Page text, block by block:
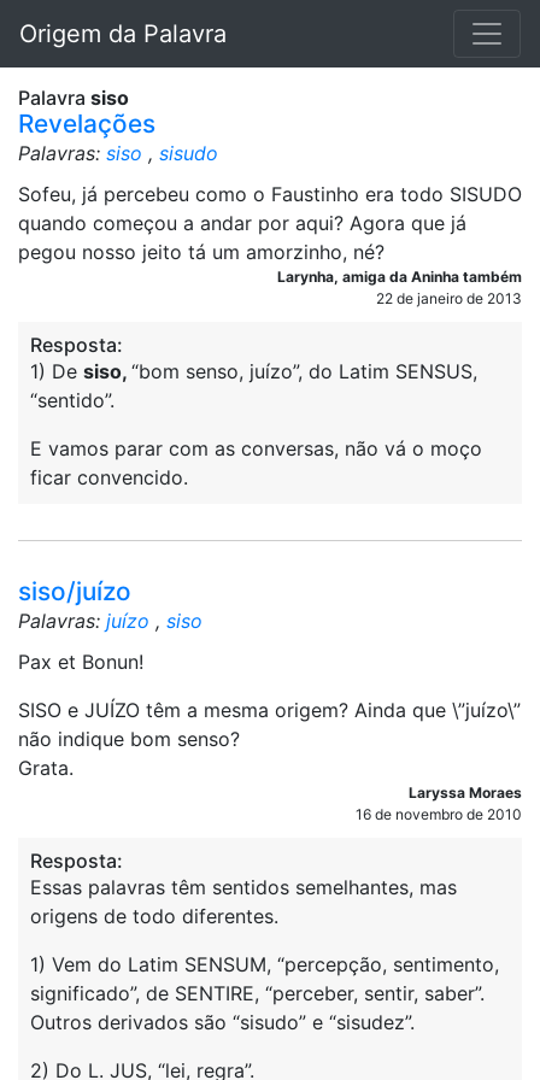
Origem da Palavra
Palavra siso
Revelações
Palavras: siso , sisudo
Sofeu, já percebeu como o Faustinho era todo SISUDO
quando começou a andar por aqui? Agora que já
pegou nosso jeito tá um amorzinho, né?
Larynha, amiga da Aninha também
22 de janeiro de 2013
Resposta:
1) De siso, “bom senso, juízo”, do Latim SENSUS,
“sentido”.
E vamos parar com as conversas, não vá o moço
ficar convencido.
siso/juízo
Palavras: juízo , siso
Pax et Bonun!
SISO e JUÍZO têm a mesma origem? Ainda que \”juízo\”
não indique bom senso?
Grata.
Laryssa Moraes
16 de novembro de 2010
Resposta:
Essas palavras têm sentidos semelhantes, mas
origens de todo diferentes.
1) Vem do Latim SENSUM, “percepção, sentimento,
significado”, de SENTIRE, “perceber, sentir, saber”.
Outros derivados são “sisudo” e “sisudez”.
2) Do L. JUS, “lei, regra”.